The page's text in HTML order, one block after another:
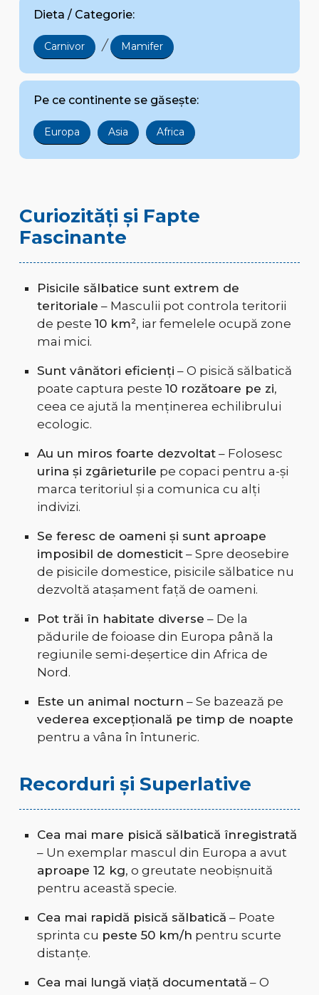
Dieta / Categorie:
Carnivor / Mamifer
Pe ce continente se găsește:
Europa Asia Africa
Curiozități și Fapte
Fascinante
Pisicile sălbatice sunt extrem de
teritoriale – Masculii pot controla teritorii
de peste 10 km², iar femelele ocupă zone
mai mici.
Sunt vânători eficienți – O pisică sălbatică
poate captura peste 10 rozătoare pe zi,
ceea ce ajută la menținerea echilibrului
ecologic.
Au un miros foarte dezvoltat– Folosesc
urina și zgârieturile pe copaci pentru a-și
marca teritoriul și a comunica cu alți
indivizi.
Se feresc de oameni și sunt aproape
imposibil de domesticit– Spre deosebire
de pisicile domestice, pisicile sălbatice nu
dezvoltă atașament față de oameni.
Pot trăi în habitate diverse – De la
pădurile de foioase din Europa până la
regiunile semi-deșertice din Africa de
Nord.
Este un animal nocturn – Se bazează pe
vederea excepțională pe timp de noapte
pentru a vâna în întuneric.
Recorduri și Superlative
Cea mai mare pisică sălbatică înregistrată
– Un exemplar mascul din Europa a avut
aproape 12 kg, o greutate neobișnuită
pentru această specie.
Cea mai rapidă pisică sălbatică – Poate
sprinta cu peste 50 km/h pentru scurte
distanțe.
Cea mai lungă viață documentată – O